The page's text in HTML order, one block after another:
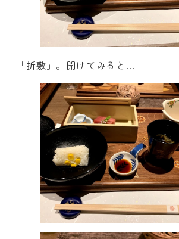
「折敷」。開けてみると…